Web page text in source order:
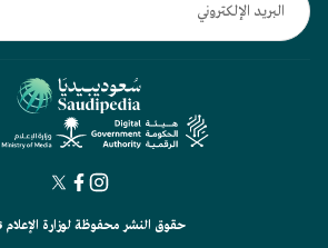
حقوق النشر محفوظة لوزارة الإعلام 2026